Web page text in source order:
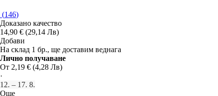
(146)
Доказано качество
14,90 € (29,14 Лв)
Добави
На склад 1 бр., ще доставим веднага
Лично получаване
От 2,19 € (4,28 Лв)
·
12. – 17. 8.
Още